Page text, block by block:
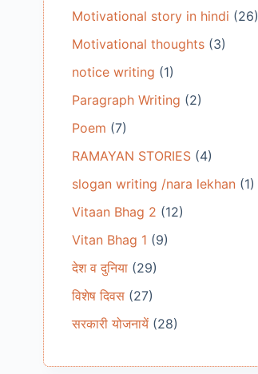
Motivational story in hindi (26)
Motivational thoughts(3)
notice writing (1)
Paragraph Writing (2)
Poem (7)
RAMAYAN STORIES(4)
slogan writing /nara lekhan(1)
Vitaan Bhag 2 (12)
Vitan Bhag 1 (9)
देश व दुनिया(29)
विशेष दिवस(27)
सरकारी योजनायें(28)